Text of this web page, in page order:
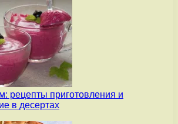
рецепты приготовления и
в десертах